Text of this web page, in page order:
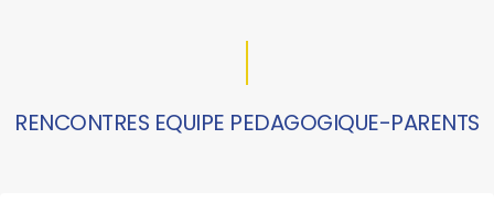
RENCONTRES EQUIPE PEDAGOGIQUE-PARENTS